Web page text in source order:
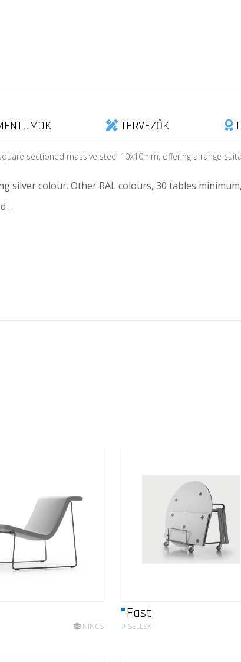
TERVEZŐK
sectioned massive steel 10x10mm, offering a range
silver colour. Other RAL colours, 30 tables
.
NINCS
Fast
# SELLEX